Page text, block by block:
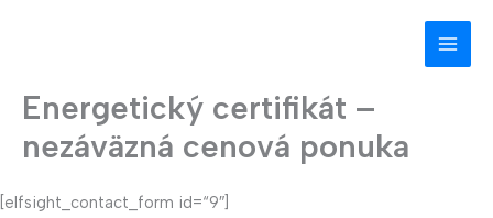
Energetický certifikát –
nezáväzná cenová ponuka
[elfsight_contact_form id=“9″]